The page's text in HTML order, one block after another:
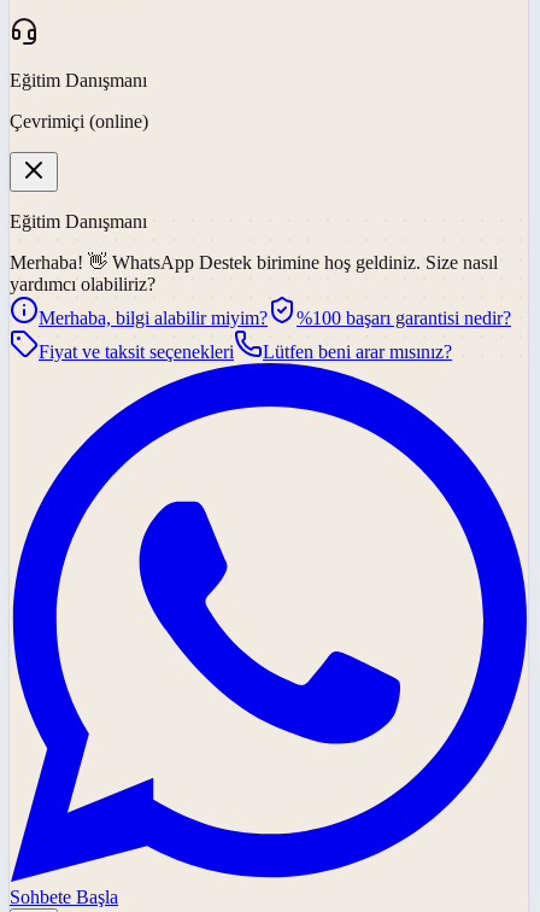
Eğitim Danışmanı
Çevrimiçi (online)
Eğitim Danışmanı
Merhaba! 👋 WhatsApp Destek birimine hoş geldiniz. Size nasıl
yardımcı olabiliriz?
Merhaba, bilgi alabilir miyim?
%100 başarı garantisi nedir?
Fiyat ve taksit seçenekleri
Lütfen beni arar mısınız?
Sohbete Başla